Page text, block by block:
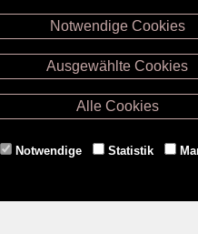
Unsere
Retz -02942/20433
Hollabrunn -02952/30057
Eggenburg -02984/3836
Gmünd -
Notwendige Cookies
Ausgewählte Cookies
Alle Cookies
Notwendige Statistik